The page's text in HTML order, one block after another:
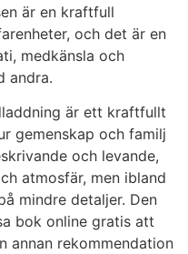
är en kraftfull
och det är en
medkänsla och
andra.
är ett kraftfullt
gemenskap och familj
och levande,
atmosfär, men ibland
mindre detaljer. Den
bok online gratis att
annan rekommendation